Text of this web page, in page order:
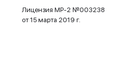
Лицензия МР-2 №003238
от 15 марта 2019 г.